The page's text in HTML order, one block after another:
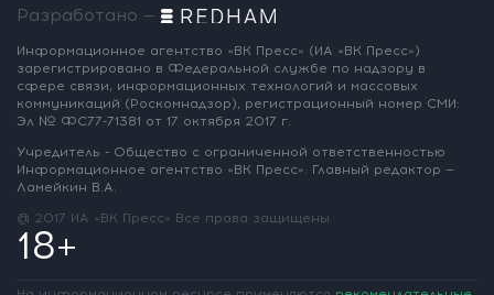
Разработано —
Информационное агентство «ВК Пресс» (ИА «ВК Пресс»)
зарегистрировано в Федеральной службе по надзору в
сфере связи, информационных технологий и массовых
коммуникаций (Роскомнадзор), регистрационный номер СМИ:
Эл № ФС77-71381 от 17 октября 2017 г.
Учредитель - Общество с ограниченной ответственностью
Информационное агентство «ВК Пресс». Главный редактор —
Ламейкин В.А.
@ 2017 ИА «ВК Пресс» Все права защищены
18+